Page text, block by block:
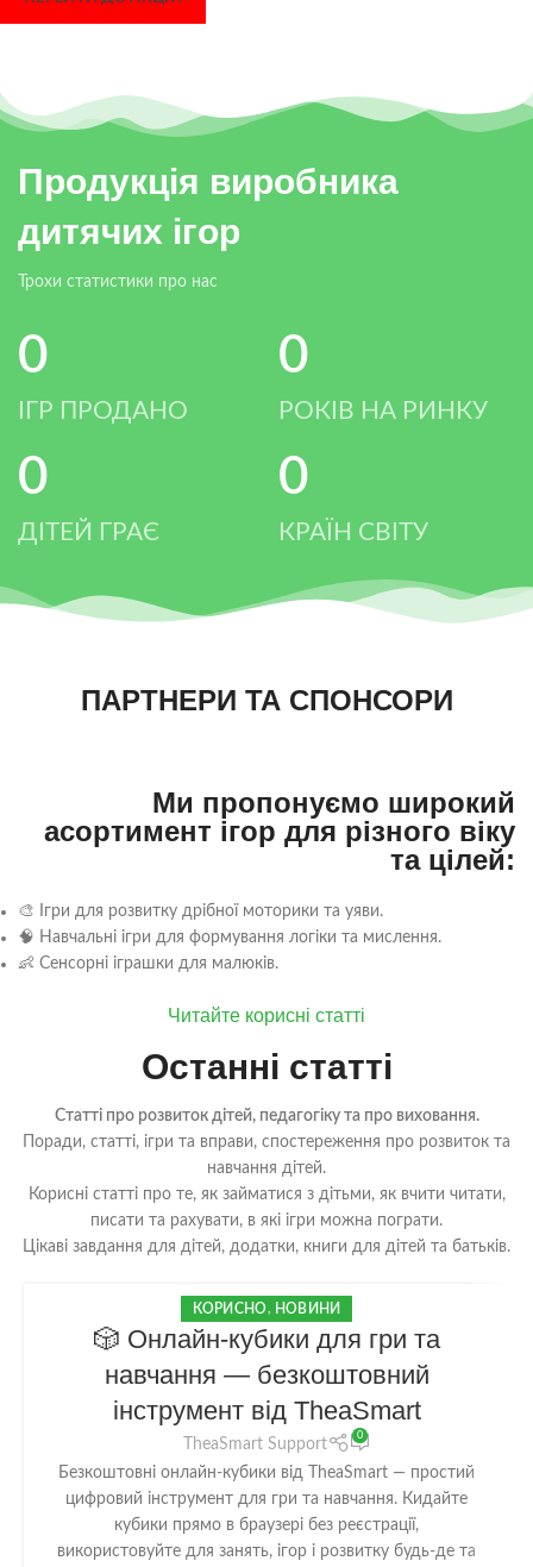
Продукція виробника
дитячих ігор
Трохи статистики про нас
0
ІГР ПРОДАНО
0
РОКІВ НА РИНКУ
0
ДІТЕЙ ГРАЄ
0
КРАЇН СВІТУ
ПАРТНЕРИ ТА СПОНСОРИ
Ми пропонуємо широкий
асортимент ігор для різного віку
та цілей:
🎨 Ігри для розвитку дрібної моторики та уяви.
🧠 Навчальні ігри для формування логіки та мислення.
👶 Сенсорні іграшки для малюків.
Читайте корисні статті
Останні статті
Статті про розвиток дітей, педагогіку та про виховання.
Поради, статті, ігри та вправи, спостереження про розвиток та
навчання дітей.
Корисні статті про те, як займатися з дітьми, як вчити читати,
писати та рахувати, в які ігри можна пограти.
Цікаві завдання для дітей, додатки, книги для дітей та батьків.
05
ЛЮТ
КОРИСНО НОВИНИ
🎲 Онлайн-кубики для гри та
навчання — безкоштовний
інструмент від TheaSmart
TheaSmart Support
0
Безкоштовні онлайн-кубики від TheaSmart — простий
цифровий інструмент для гри та навчання. Кидайте
кубики прямо в браузері без реєстрації,
використовуйте для занять, ігор і розвитку будь-де та